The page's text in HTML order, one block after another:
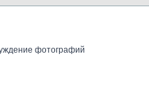
фотографий